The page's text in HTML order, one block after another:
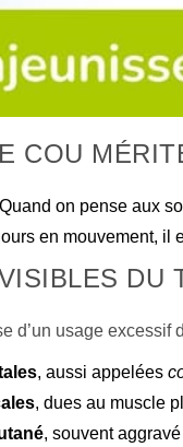
COU
Quand on pense aux
en mouvement, il
DU
d’un usage
, aussi appelées
, dues au muscle
, souvent